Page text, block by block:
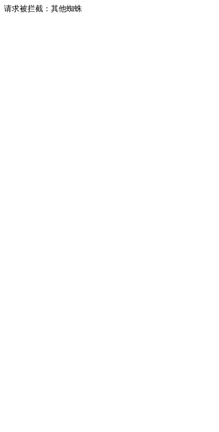
请求被拦截：其他蜘蛛